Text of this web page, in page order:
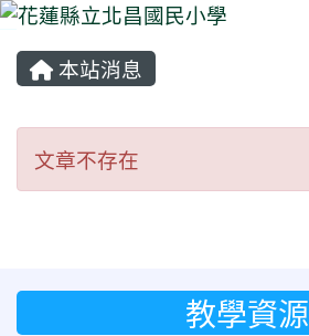
本站消息
文章不存在
文章不存在
教學資源